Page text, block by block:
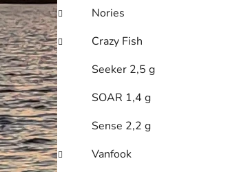
Nories
Crazy Fish
Seeker 2,5 g
SOAR 1,4 g
Sense 2,2 g
Vanfook